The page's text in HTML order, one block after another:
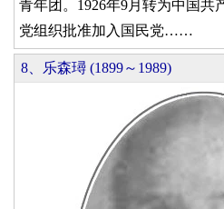
青年团。1926年9月转为中国共
党组织批准加入国民党……
8、乐森璕 (1899～1989)